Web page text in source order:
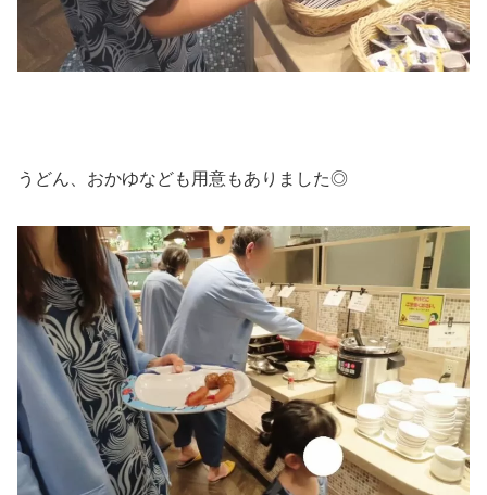
うどん、おかゆなども用意もありました◎